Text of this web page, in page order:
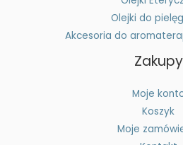
Olejki do
Akcesoria do
Zakupy
Moje
Koszyk
Moje